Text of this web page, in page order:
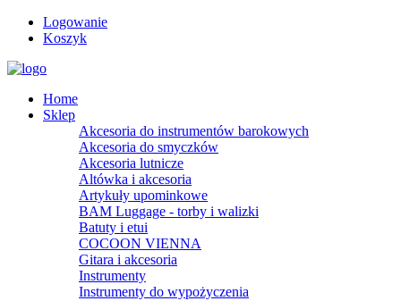
Logowanie
Koszyk
Home
Sklep
Akcesoria do instrumentów barokowych
Akcesoria do smyczków
Akcesoria lutnicze
Altówka i akcesoria
Artykuły upominkowe
BAM Luggage - torby i walizki
Batuty i etui
COCOON VIENNA
Gitara i akcesoria
Instrumenty
Instrumenty do wypożyczenia